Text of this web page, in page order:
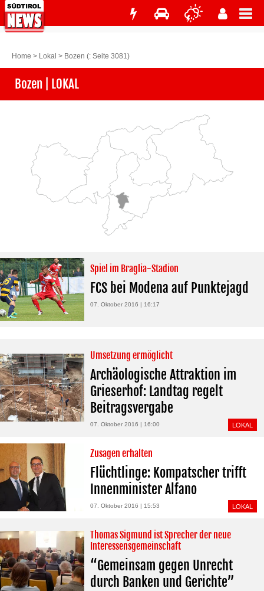
Home > Lokal > Bozen (: Seite 3081)
Bozen | LOKAL
Spiel im Braglia-Stadion
FCS bei Modena auf Punktejagd
07. Oktober 2016 | 16:17
Umsetzung ermöglicht
Archäologische Attraktion im
Grieserhof: Landtag regelt
Beitragsvergabe
07. Oktober 2016 | 16:00 LOKAL
Zusagen erhalten
Flüchtlinge: Kompatscher trifft
Innenminister Alfano
07. Oktober 2016 | 15:53 LOKAL
Thomas Sigmund ist Sprecher der neue
Interessensgemeinschaft
“Gemeinsam gegen Unrecht
durch Banken und Gerichte”